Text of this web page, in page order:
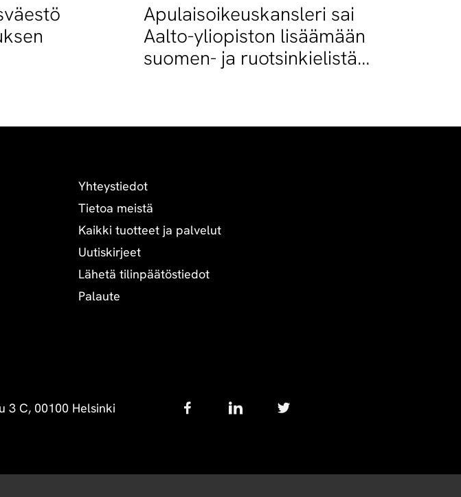
Apulaisoikeuskansleri sai
Aalto-yliopiston lisäämään
suomen- ja ruotsinkielistä
Yhteystiedot
Tietoa meistä
Kaikki tuotteet ja palvelut
Uutiskirjeet
Lähetä tilinpäätöstiedot
Palaute
3 C, 00100 Helsinki
Follow